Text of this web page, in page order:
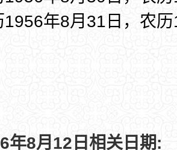
1956年8月31日，农
年8月12日相关日期: